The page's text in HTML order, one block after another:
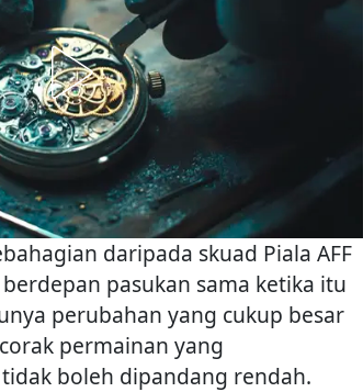
daripada skuad Piala AFF
pasukan sama ketika itu
perubahan yang cukup besar
permainan yang
boleh dipandang rendah.